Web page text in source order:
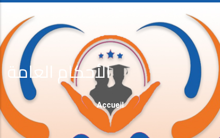
الأحكام العامة
Fil
D'Ariane
Accueil